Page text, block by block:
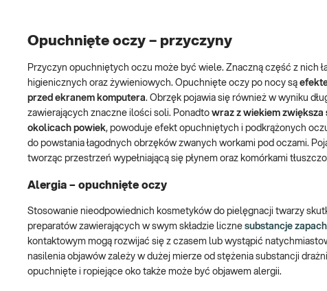
Opuchnięte oczy – przyczyny
Przyczyn opuchniętych oczu może być wiele. Znaczną część z nich
higienicznych oraz żywieniowych. Opuchnięte oczy po nocy są
przed ekranem komputera. Obrzęk pojawia się również w wyniku
zawierających znaczne ilości soli. Ponadto wraz z wiekiem zwiększa
okolicach powiek, powoduje efekt opuchniętych i podkrążonych
do powstania łagodnych obrzęków zwanych workami pod oczami.
tworząc przestrzeń wypełniającą się płynem oraz komórkami
Alergia – opuchnięte oczy
Stosowanie nieodpowiednich kosmetyków do pielęgnacji twarzy
preparatów zawierających w swym składzie liczne substancje
kontaktowym mogą rozwijać się z czasem lub wystąpić
nasilenia objawów zależy w dużej mierze od stężenia substancji
opuchnięte i ropiejące oko także może być objawem alergii.